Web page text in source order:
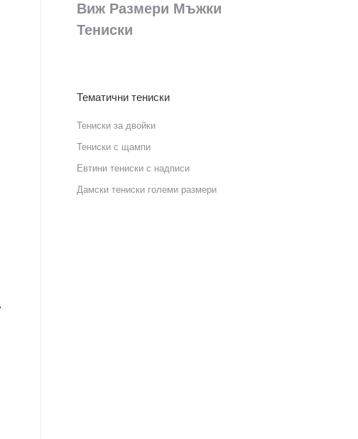
Виж Размери Мъжки
Тениски
Тематични тениски
Тениски за двойки
Тениски с щампи
Eвтини тениски с надписи
Дамски тениски големи размери